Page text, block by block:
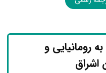
رومانیایی و
اشراق